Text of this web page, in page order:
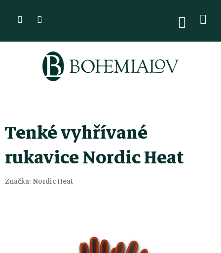
Tenké vyhřívané
rukavice Nordic Heat
Značka: Nordic Heat